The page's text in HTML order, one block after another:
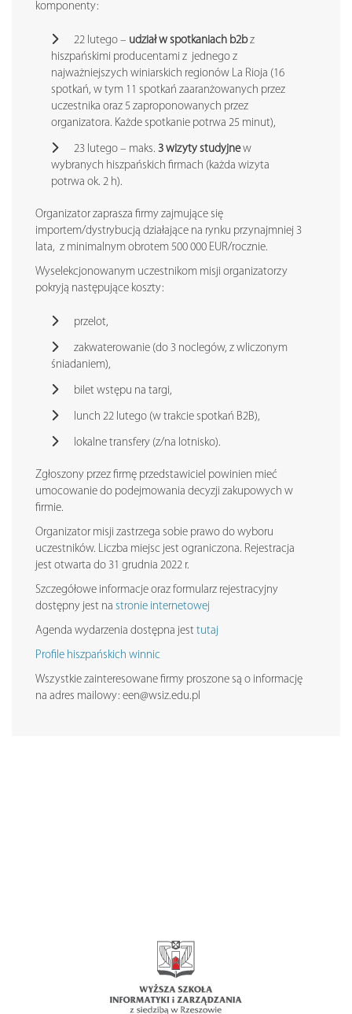
komponenty:
22 lutego – udział w spotkaniach b2bz
hiszpańskimi producentami z jednego z
najważniejszych winiarskich regionów La Rioja (16
spotkań, w tym 11 spotkań zaaranżowanych przez
uczestnika oraz 5 zaproponowanych przez
organizatora. Każde spotkanie potrwa 25 minut),
23 lutego – maks. 3 wizyty studyjnew
wybranych hiszpańskich firmach (każda wizyta
potrwa ok. 2 h).
Organizator zaprasza firmy zajmujące się
importem/dystrybucją działające na rynku przynajmniej 3
lata, z minimalnym obrotem 500 000 EUR/rocznie.
Wyselekcjonowanym uczestnikom misji organizatorzy
pokryją następujące koszty:
przelot,
zakwaterowanie (do 3 noclegów, z wliczonym
śniadaniem),
bilet wstępu na targi,
lunch 22 lutego (w trakcie spotkań B2B),
lokalne transfery (z/na lotnisko).
Zgłoszony przez firmę przedstawiciel powinien mieć
umocowanie do podejmowania decyzji zakupowych w
firmie.
Organizator misji zastrzega sobie prawo do wyboru
uczestników. Liczba miejsc jest ograniczona. Rejestracja
jest otwarta do 31 grudnia 2022 r.
Szczegółowe informacje oraz formularz rejestracyjny
dostępny jest na stronie internetowej
Agenda wydarzenia dostępna jest tutaj
Profile hiszpańskich winnic
Wszystkie zainteresowane firmy proszone są o informację
na adres mailowy: een@wsiz.edu.pl